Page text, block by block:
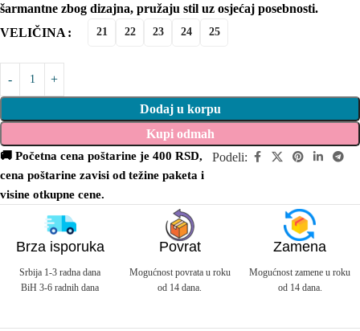
šarmantne zbog dizajna, pružaju stil uz osjećaj posebnosti.
VELIČINA
21 22 23 24 25
Dodaj u korpu
Kupi odmah
🚚 Početna cena poštarine je 400 RSD,
cena poštarine zavisi od težine paketa i
visine otkupne cene.
Podeli:
Brza isporuka
Srbija 1-3 radna dana
BiH 3-6 radnih dana
Povrat
Mogućnost povrata u roku
od 14 dana.
Zamena
Mogućnost zamene u roku
od 14 dana.